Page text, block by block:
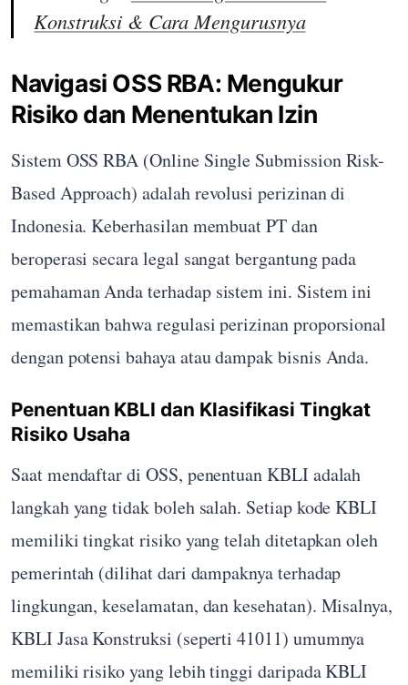
Konstruksi & Cara Mengurusnya
Navigasi OSS RBA: Mengukur
Risiko dan Menentukan Izin
Sistem OSS RBA (Online Single Submission Risk-
Based Approach) adalah revolusi perizinan di
Indonesia. Keberhasilan membuat PT dan
beroperasi secara legal sangat bergantung pada
pemahaman Anda terhadap sistem ini. Sistem ini
memastikan bahwa regulasi perizinan proporsional
dengan potensi bahaya atau dampak bisnis Anda.
Penentuan KBLI dan Klasifikasi Tingkat
Risiko Usaha
Saat mendaftar di OSS, penentuan KBLI adalah
langkah yang tidak boleh salah. Setiap kode KBLI
memiliki tingkat risiko yang telah ditetapkan oleh
pemerintah (dilihat dari dampaknya terhadap
lingkungan, keselamatan, dan kesehatan). Misalnya,
KBLI Jasa Konstruksi (seperti 41011) umumnya
memiliki risiko yang lebih tinggi daripada KBLI